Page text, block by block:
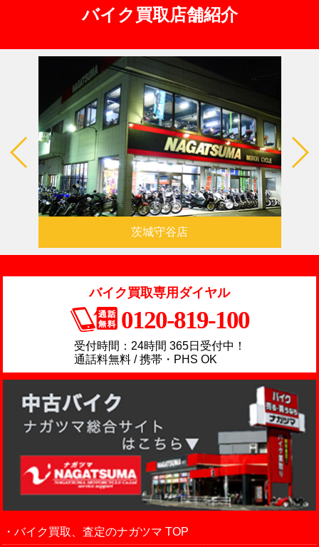
バイク買取店舗紹介
茨城守谷店
バイク買取専用ダイヤル
0120-819-100
受付時間：24時間 365日受付中！
通話料無料 / 携帯・PHS OK
バイク買取、査定のナガツマ TOP